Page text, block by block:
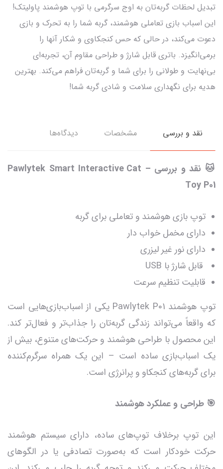
تبدیل لحظات گربه‌تان به اوج سرگرمی با توپ هوشمند پاولیتک!
این اسباب بازی تعاملی هوشمند، گربه شما را به تحرک و بازی
دعوت می‌کند، در حالی که حس کنجکاوی و شکار آنها را
برمی‌انگیزد. باتری قابل شارژ و طراحی مقاوم آن، تجربه‌ای
بی‌نهایت و طولانی را برای شما و گربه‌تان فراهم می‌کند. بهترین
هدیه برای نگهداری سلامت و شادی گربه شما!
نقد و بررسی مشخصات دیدگاه‌ها
🐱 نقد و بررسی – Pawlytek Smart Interactive Cat
Toy P01
توپ بازی هوشمند و تعاملی برای گربه
دارای مخمل خواب دار
دارای نور غیر لیزری
قابل شارژ با USB
قابلیت تنظیم سرعت
توپ هوشمند Pawlytek P01 یکی از اسباب‌بازی‌هایی است
که واقعاً می‌تواند زندگی گربه‌تان را جذاب‌تر و فعال‌تر کند.
این محصول با طراحی هوشمند و حرکت‌های متنوع، بیش از
یک اسباب‌بازی ساده است – این یک همراه سرگرم‌کننده
برای گربه‌های کنجکاو و پرانرژی است.
🎯 طراحی و عملکرد هوشمند
این توپ برخلاف توپ‌های ساده، دارای سیستم هوشمند
حرکت خودکار است که به‌صورت تصادفی یا در الگوهای